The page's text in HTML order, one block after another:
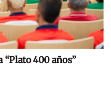
“Plato 400 años”